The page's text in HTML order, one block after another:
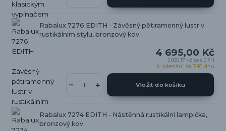
Rabalux 7276 EDITH - Závěsný pětiramenný lustr v
rustikálním stylu, bronzový kov
4 695,00 Kč
3 880,17 Kč bez DPH
K odeslání za 7-10 dnů
Vložit do košíku
Rabalux 7274 EDITH - Nástěnná rustikální lampička,
bronzový kov